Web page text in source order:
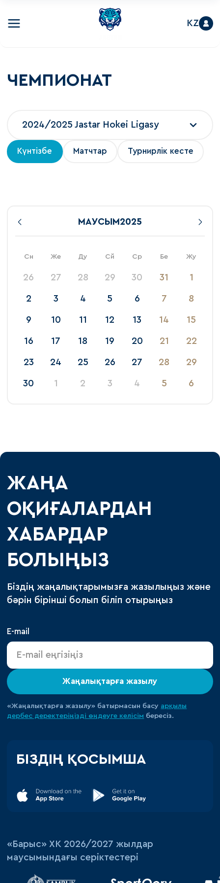
KZ
ЧЕМПИОНАТ
Күнтізбе Матчтар Турнирлік кесте
2024/2025 Jastar Hokei Ligasy
МАУСЫМ2025
Сн Же Ду Сй Ср Бе Жу
26 27 28 29 30 31 1
2 3 4 5 6 7 8
9 10 11 12 13 14 15
16 17 18 19 20 21 22
23 24 25 26 27 28 29
30 1 2 3 4 5 6
ЖАҢА
ОҚИҒАЛАРДАН
ХАБАРДАР
БОЛЫҢЫЗ
Біздің жаңалықтарымызға жазылыңыз және
бәрін бірінші болып біліп отырыңыз
E-mail
Жаңалықтарға жазылу
«Жаңалықтарға жазылу» батырмасын басу арқылы
дербес деректеріңізді өңдеуге келісім бересіз.
БІЗДІҢ ҚОСЫМША
«‎Барыс»‎ ХК 2026/2027 жылдар
маусымындағы серіктестері